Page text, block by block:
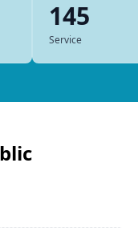
145
Service